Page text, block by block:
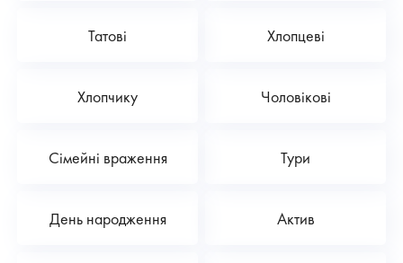
Татові Хлопцеві
Хлопчику Чоловікові
Сімейні враження Тури
День народження Актив